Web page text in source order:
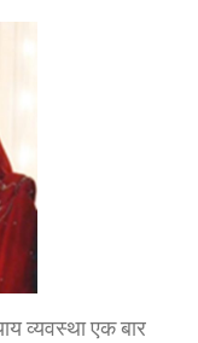
व्यवस्था एक बार